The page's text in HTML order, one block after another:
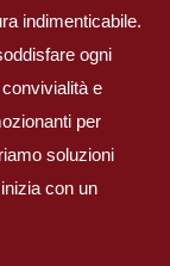
indimenticabile.
ogni
e
per
soluzioni
con un